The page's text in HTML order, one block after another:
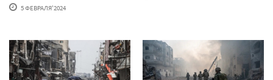
5 ФЕВРАЛЯ'2024